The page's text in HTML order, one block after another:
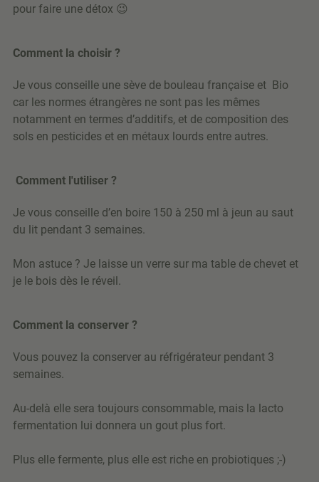
pour faire une détox 😉
Comment la choisir ?
Je vous conseille une sève de bouleau française et Bio
car les normes étrangères ne sont pas les mêmes
notamment en termes d’additifs, et de composition des
sols en pesticides et en métaux lourds entre autres.
Comment l'utiliser ?
Je vous conseille d’en boire 150 à 250 ml à jeun au saut
du lit pendant 3 semaines.
Mon astuce ? Je laisse un verre sur ma table de chevet et
je le bois dès le réveil.
Comment la conserver ?
Vous pouvez la conserver au réfrigérateur pendant 3
semaines.
Au-delà elle sera toujours consommable, mais la lacto
fermentation lui donnera un gout plus fort.
Plus elle fermente, plus elle est riche en probiotiques ;-)